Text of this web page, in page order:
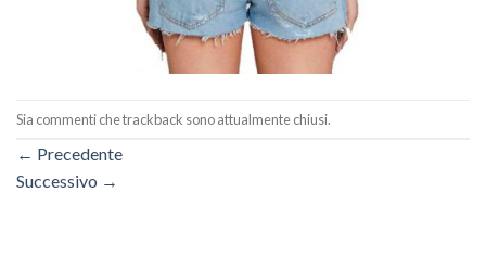
Sia commenti che trackback sono attualmente chiusi.
← Precedente
Successivo →